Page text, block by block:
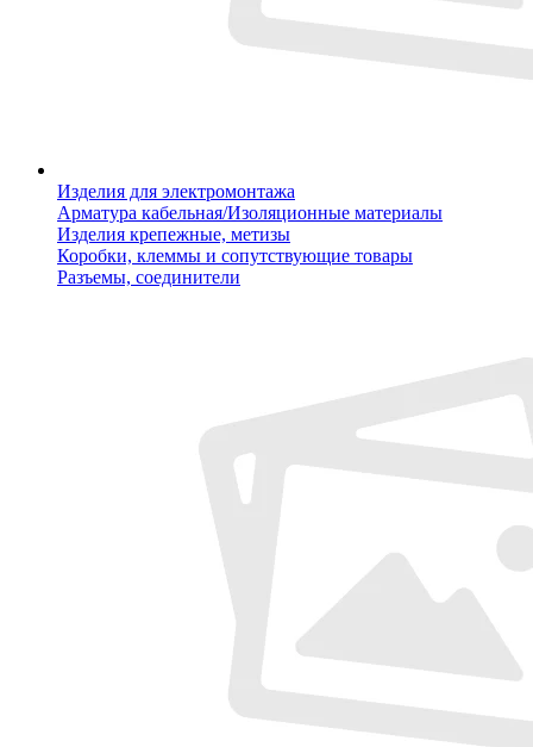
Изделия для электромонтажа
Арматура кабельная/Изоляционные материалы
Изделия крепежные, метизы
Коробки, клеммы и сопутствующие товары
Разъемы, соединители